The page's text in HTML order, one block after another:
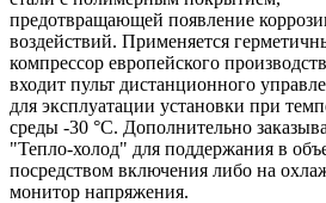
предотвращающей появление
воздействий. Применяется
компрессор европейского
входит пульт дистанционного
для эксплуатации установки при
среды -30 °C. Дополнительно
"Тепло-холод" для поддержания в
посредством включения либо на
монитор напряжения.